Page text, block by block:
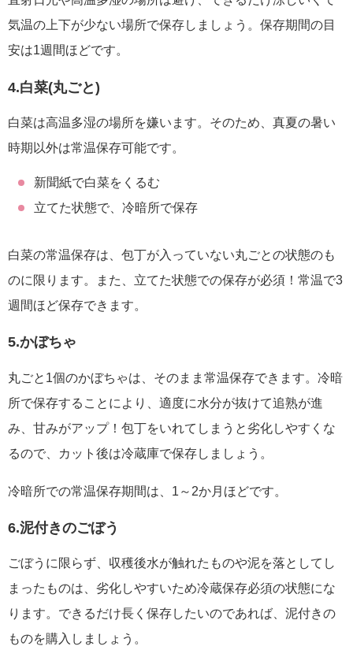
気温の上下が少ない場所で保存しましょう。保存期間の目
安は1週間ほどです。
4.白菜(丸ごと)
白菜は高温多湿の場所を嫌います。そのため、真夏の暑い
時期以外は常温保存可能です。
新聞紙で白菜をくるむ
立てた状態で、冷暗所で保存
白菜の常温保存は、包丁が入っていない丸ごとの状態のも
のに限ります。また、立てた状態での保存が必須！常温で3
週間ほど保存できます。
5.かぼちゃ
丸ごと1個のかぼちゃは、そのまま常温保存できます。冷暗
所で保存することにより、適度に水分が抜けて追熟が進
み、甘みがアップ！包丁をいれてしまうと劣化しやすくな
るので、カット後は冷蔵庫で保存しましょう。
冷暗所での常温保存期間は、1～2か月ほどです。
6.泥付きのごぼう
ごぼうに限らず、収穫後水が触れたものや泥を落としてし
まったものは、劣化しやすいため冷蔵保存必須の状態にな
ります。できるだけ長く保存したいのであれば、泥付きの
ものを購入しましょう。